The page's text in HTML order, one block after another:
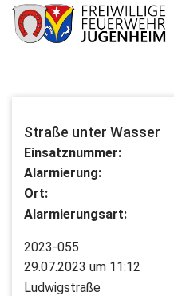
Zum
Inhalt
springen
Straße unter Wasser
Einsatznummer:
Alarmierung:
Ort:
Alarmierungsart:
2023-055
29.07.2023 um 11:12
Ludwigstraße